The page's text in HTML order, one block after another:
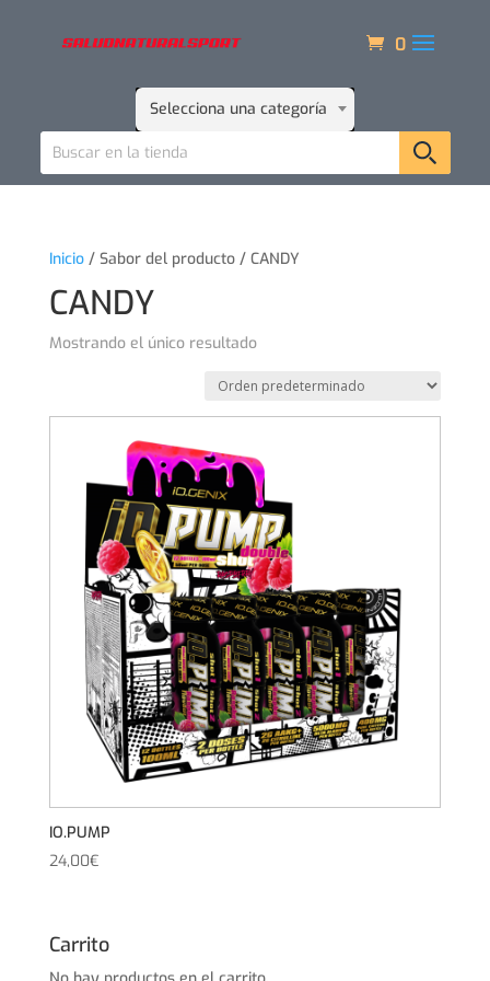
0
Selecciona una categoría
Inicio/ Sabor del producto / CANDY
CANDY
Mostrando el único resultado
IO.PUMP
24,00€
Carrito